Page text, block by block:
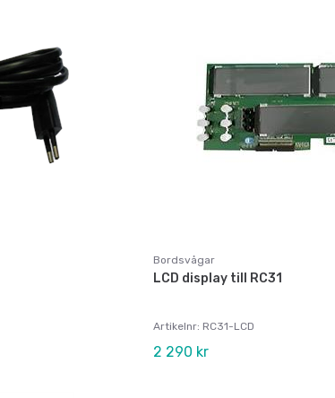
Bordsvågar
LCD display till RC31
Artikelnr: RC31-LCD
2 290 kr